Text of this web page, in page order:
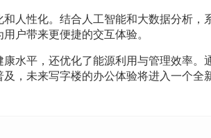
人性化。结合人工智能和大数据分析
户带来更便捷的交互体验。
水平，还优化了能源利用与管理效率
，未来写字楼的办公体验将进入一个全